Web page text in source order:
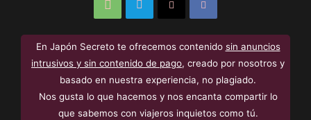
En Japón Secreto te ofrecemos contenido sin anuncios
intrusivos y sin contenido de pago, creado por nosotros y
basado en nuestra experiencia, no plagiado.
Nos gusta lo que hacemos y nos encanta compartir lo
que sabemos con viajeros inquietos como tú.